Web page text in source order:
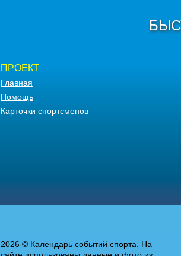
ПРОЕКТ
Главная
Помощь
Карточки спортсменов
2026 © Календарь событий спорта. На